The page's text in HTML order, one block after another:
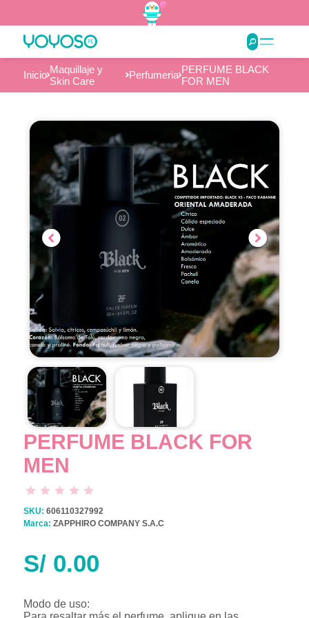
Inicio Maquillaje y
Skin Care
Perfumeria PERFUME BLACK
FOR MEN
PERFUME BLACK FOR
MEN
SKU: 606110327992
Marca: ZAPPHIRO COMPANY S.A.C
S/0.00
Modo de uso: